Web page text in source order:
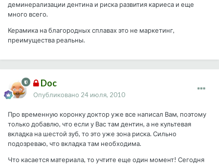
деминерализации дентина и риска развития кариеса и еще
много всего.
Керамика на благородных сплавах это не маркетинг,
преимущества реальны.
Doc
Опубликовано 24 июля, 2010
Про временную коронку доктор уже все написал Вам, поэтому
только добавлю, что если у Вас там дентин, а не культевая
вкладка на шестой зуб, то это уже зона риска. Сильно
подозреваю, что вкладка там необходима.
Что касается материала, то учтите еще один момент! Сегодня